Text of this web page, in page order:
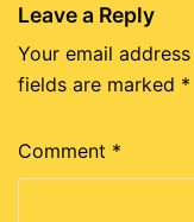
Leave a Reply
Your email
fields are marked *
Comment *